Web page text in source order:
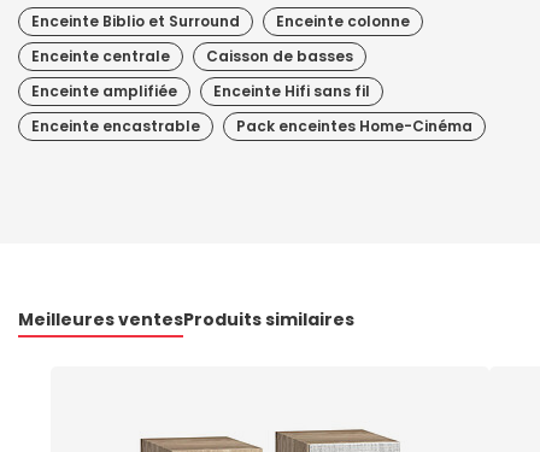
Enceinte Biblio et Surround
Enceinte colonne
Enceinte centrale
Caisson de basses
Enceinte amplifiée
Enceinte Hifi sans fil
Enceinte encastrable
Pack enceintes Home-Cinéma
Meilleures ventesProduits similaires